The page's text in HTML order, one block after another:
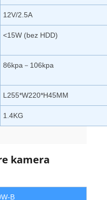
12V/2.5A
<15W (bez HDD)
86kpa－106kpa
L255*W220*H45MM
1.4KG
kamera
B